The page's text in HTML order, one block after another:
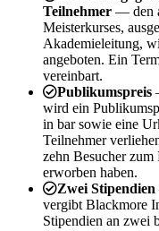
Teilnehmer — den
Meisterkurses,
Akademieleitung,
angeboten. Ein
vereinbart.
Publikumspreis
wird ein
in bar sowie eine
Teilnehmer
zehn Besucher
erworben haben.
Zwei Stipendien
vergibt Blackmore
Stipendien an zwei